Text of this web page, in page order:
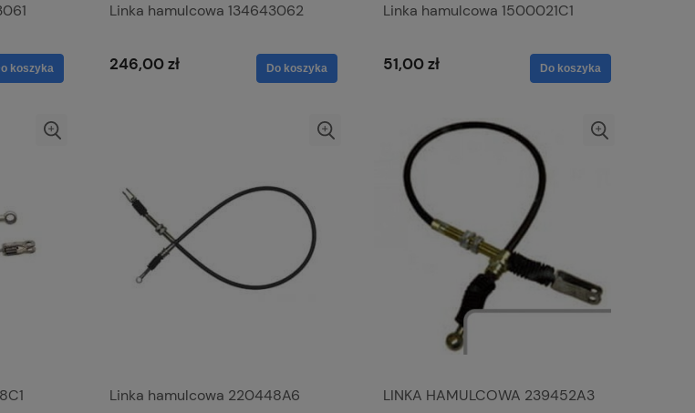
koszyka
Linka hamulcowa 134643062
246,00 zł Do koszyka
Linka hamulcowa 1500021C1
51,00 zł Do koszyka
Linka hamulcowa 220448A6 LINKA HAMULCOWA 239452A3